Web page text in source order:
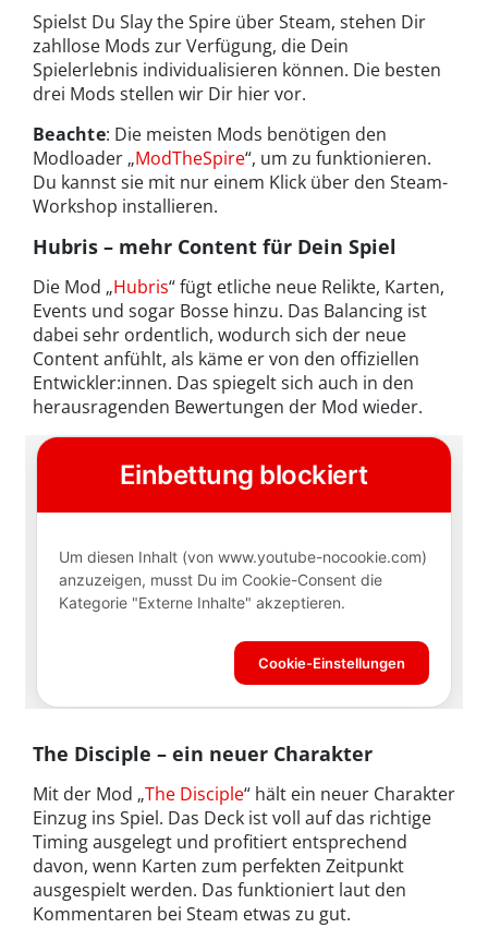
Spielst Du Slay the Spire über Steam, stehen Dir
zahllose Mods zur Verfügung, die Dein
Spielerlebnis individualisieren können. Die besten
drei Mods stellen wir Dir hier vor.
Beachte: Die meisten Mods benötigen den
Modloader „ModTheSpire“, um zu funktionieren.
Du kannst sie mit nur einem Klick über den Steam-
Workshop installieren.
Hubris – mehr Content für Dein Spiel
Die Mod „Hubris“ fügt etliche neue Relikte, Karten,
Events und sogar Bosse hinzu. Das Balancing ist
dabei sehr ordentlich, wodurch sich der neue
Content anfühlt, als käme er von den offiziellen
Entwickler:innen. Das spiegelt sich auch in den
herausragenden Bewertungen der Mod wieder.
The Disciple – ein neuer Charakter
Mit der Mod „The Disciple“ hält ein neuer Charakter
Einzug ins Spiel. Das Deck ist voll auf das richtige
Timing ausgelegt und profitiert entsprechend
davon, wenn Karten zum perfekten Zeitpunkt
ausgespielt werden. Das funktioniert laut den
Kommentaren bei Steam etwas zu gut.